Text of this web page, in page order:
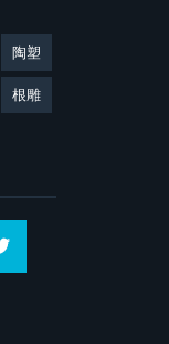
陶塑
根雕